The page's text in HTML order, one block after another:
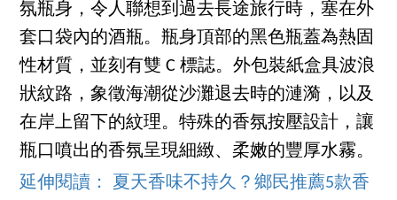
氛瓶身，令人聯想到過去長途旅行時，塞在外
套口袋內的酒瓶。瓶身頂部的黑色瓶蓋為熱固
性材質，並刻有雙 C 標誌。外包裝紙盒具波浪
狀紋路，象徵海潮從沙灘退去時的漣漪，以及
在岸上留下的紋理。特殊的香氛按壓設計，讓
瓶口噴出的香氛呈現細緻、柔嫩的豐厚水霧。
延伸閱讀： 夏天香味不持久？鄉民推薦5款香